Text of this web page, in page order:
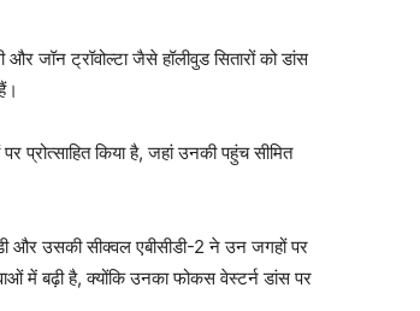
जॉन ट्रॉवोल्टा जैसे हॉलीवुड सितारों को डांस
प्रोत्साहित किया है, जहां उनकी पहुंच सीमित
और उसकी सीक्वल एबीसीडी-2 ने उन जगहों पर
में बढ़ी है, क्योंकि उनका फोकस वेस्टर्न डांस पर